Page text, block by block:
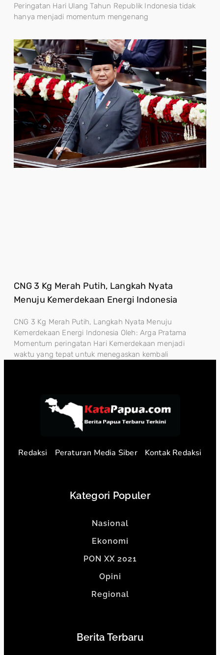
Peringatan Hari Ulang Tahun Republik Indonesia tidak
hanya menjadi momentum mengenang
CNG 3 Kg Merah Putih, Langkah Nyata
Menuju Kemerdekaan Energi Indonesia
CNG 3 Kg Merah Putih, Langkah Nyata Menuju
Kemerdekaan Energi Indonesia Oleh: Arga Pratama
Momentum peringatan Hari Kemerdekaan menjadi
waktu yang tepat untuk menegaskan kembali
Redaksi Peraturan Media Siber Kontak Redaksi
Kategori Populer
Nasional
Ekonomi
PON XX 2021
Opini
Regional
Berita Terbaru